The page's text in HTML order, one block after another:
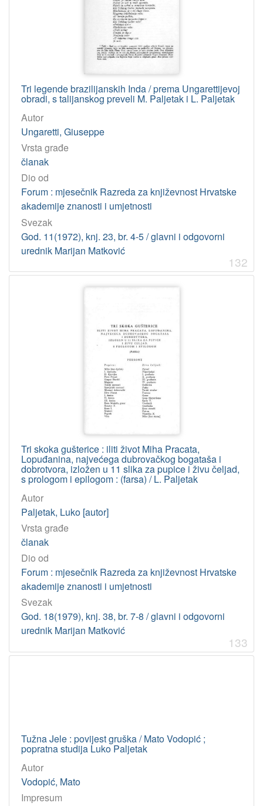
Tri legende brazilijanskih Inda / prema Ungarettijevoj
obradi, s talijanskog preveli M. Paljetak i L. Paljetak
Autor
Ungaretti, Giuseppe
Vrsta građe
članak
Dio od
Forum : mjesečnik Razreda za književnost Hrvatske
akademije znanosti i umjetnosti
Svezak
God. 11(1972), knj. 23, br. 4-5 / glavni i odgovorni
urednik Marijan Matković
132
Tri skoka gušterice : iliti život Miha Pracata,
Lopuđanina, najvećega dubrovačkog bogataša i
dobrotvora, izložen u 11 slika za pupice i živu čeljad,
s prologom i epilogom : (farsa) / L. Paljetak
Autor
Paljetak, Luko [autor]
Vrsta građe
članak
Dio od
Forum : mjesečnik Razreda za književnost Hrvatske
akademije znanosti i umjetnosti
Svezak
God. 18(1979), knj. 38, br. 7-8 / glavni i odgovorni
urednik Marijan Matković
133
Tužna Jele : povijest gruška / Mato Vodopić ;
popratna studija Luko Paljetak
Autor
Vodopić, Mato
Impresum